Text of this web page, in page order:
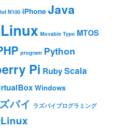
N100 iPhoneJava
Linux Movable Type MTOS
program Python
Pi RubyScala
Windows
パイ ラズパイプログラミング